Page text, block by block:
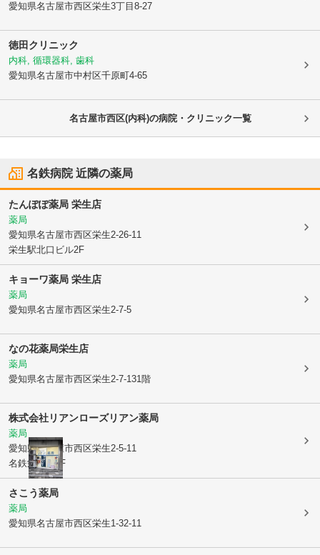
愛知県名古屋市西区栄生3丁目8-27
徳田クリニック
内科, 循環器科, 歯科
愛知県名古屋市中村区千原町4-65
名古屋市西区(内科)の病院・クリニック一覧
名鉄病院近隣の薬局
たんぽぽ薬局 栄生店
薬局
愛知県名古屋市西区栄生2-26-11
栄生駅北口ビル2F
キョーワ薬局 栄生店
薬局
愛知県名古屋市西区栄生2-7-5
なの花薬局栄生店
薬局
愛知県名古屋市西区栄生2-7-131階
株式会社リアンローズリアン薬局
薬局
愛知県名古屋市西区栄生2-5-11
名鉄栄生駅1F
さこう薬局
薬局
愛知県名古屋市西区栄生1-32-11